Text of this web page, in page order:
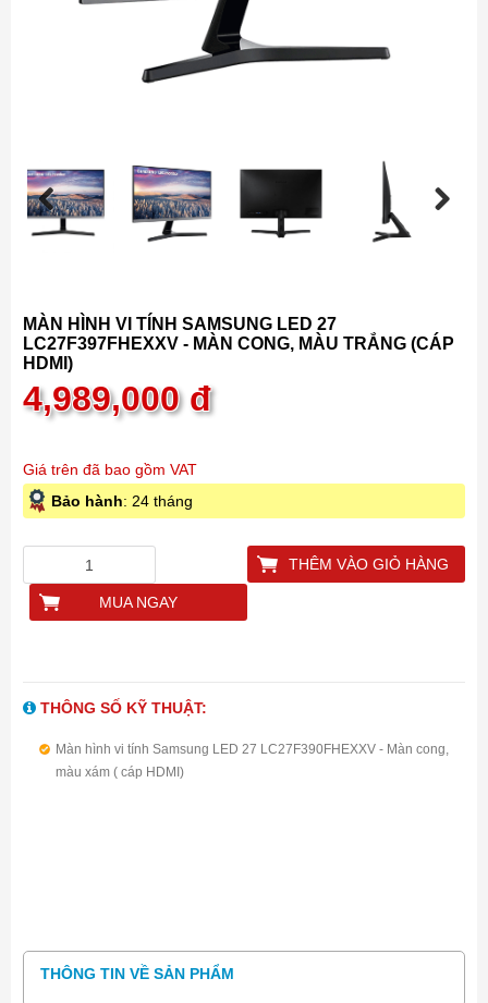
Previous
MÀN HÌNH VI TÍNH SAMSUNG LED 27
LC27F397FHEXXV - MÀN CONG, MÀU TRẮNG (CÁP
HDMI)
4,989,000đ
Giá trên đã bao gồm VAT
Bảo hành: 24 tháng
THÊM VÀO GIỎ HÀNG
MUA NGAY
THÔNG SỐ KỸ THUẬT:
Màn hình vi tính Samsung LED 27 LC27F390FHEXXV - Màn cong,
màu xám ( cáp HDMI)
THÔNG TIN VỀ SẢN PHẨM